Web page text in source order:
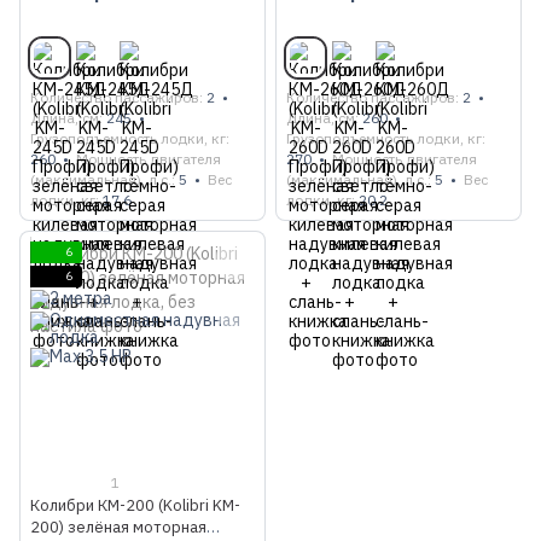
лодка + слань-книжка
Количество пассажиров 2
Длина, см 245
Грузоподъемность лодки, кг
260
Мощность двигателя
(максимальная), л.с. 5
Вес
лодки, кг 17.6
лодка + слань-книжка
Количество пассажиров 2
Длина, см 260
Грузоподъемность лодки, кг
270
Мощность двигателя
(максимальная), л.с. 5
Вес
лодки, кг 20.2
6
6
1
Колибри КМ-200 (Kolibri KM-
200) зелёная моторная